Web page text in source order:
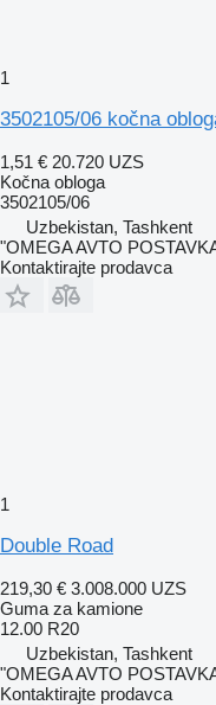
1
3502105/06 kočna
1,51 € 20.720 UZS
Kočna obloga
3502105/06
Uzbekistan, Tashkent
"OMEGA AVTO
Kontaktirajte prodavca
1
Double Road
219,30 € 3.008.000 UZS
Guma za kamione
12.00 R20
Uzbekistan, Tashkent
"OMEGA AVTO
Kontaktirajte prodavca